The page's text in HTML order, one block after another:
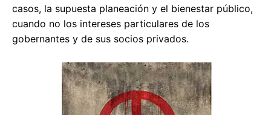
casos, la supuesta planeación y el bienestar público,
cuando no los intereses particulares de los
gobernantes y de sus socios privados.